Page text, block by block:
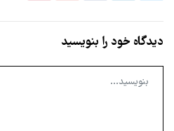
دیدگاه خود را بنویسید